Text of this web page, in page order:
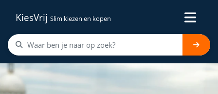
KiesVrij Slim kiezen en kopen